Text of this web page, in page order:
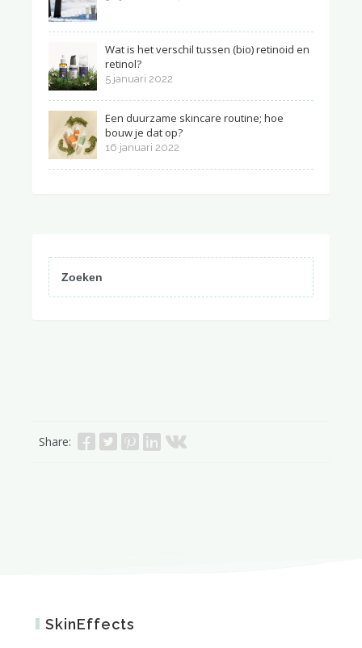
Wat is het verschil tussen (bio) retinoid en
retinol?
5 januari 2022
Een duurzame skincare routine; hoe
bouw je dat op?
16 januari 2022
Share:
SkinEffects